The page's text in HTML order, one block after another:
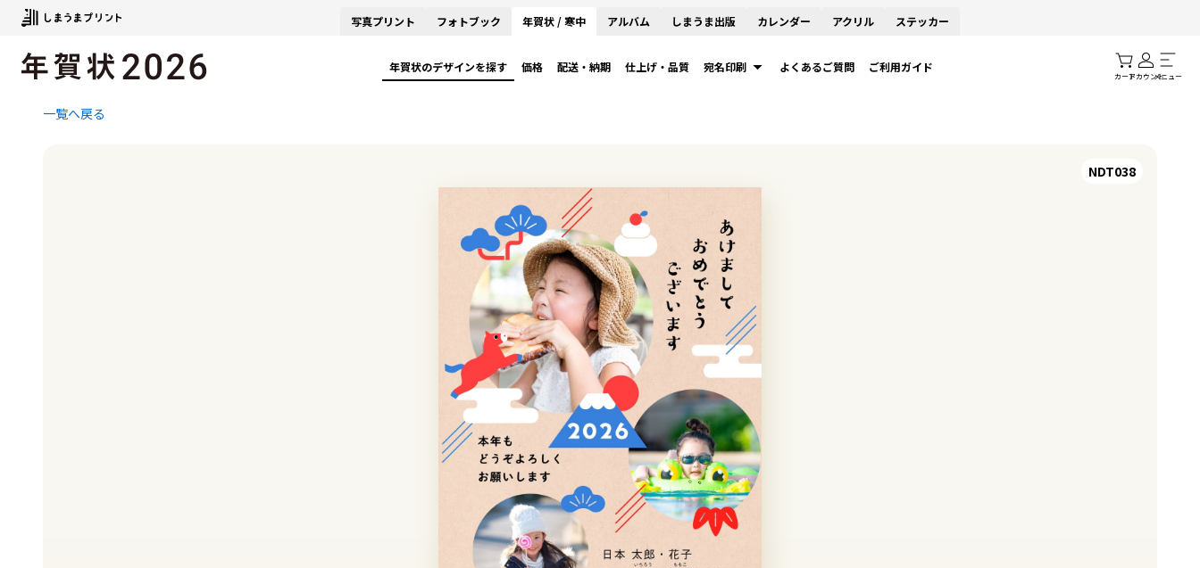
写真プリント フォトブック 年賀状 / 寒中 アルバム しまうま出版 カレンダー アクリル ステッカー
年賀状のデザインを探す 価格 配送・納期 仕上げ・品質 宛名印刷 よくあるご質問 ご利用ガイド
カートアカウントメニュー
一覧へ戻る
NDT038